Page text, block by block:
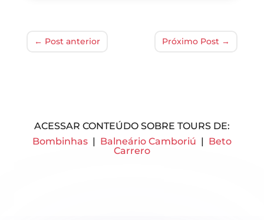
← Post anterior Próximo Post →
ACESSAR CONTEÚDO SOBRE TOURS DE:
Bombinhas| Balneário Camboriú | Beto
Carrero